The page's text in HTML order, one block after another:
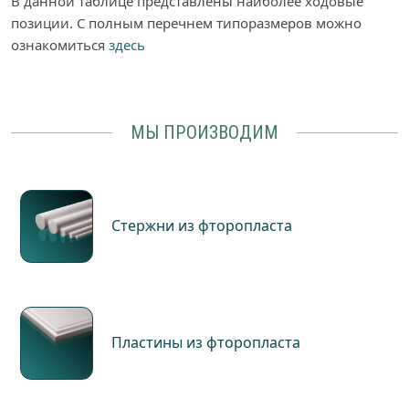
позиции. С полным перечнем типоразмеров можно
ознакомиться здесь
МЫ ПРОИЗВОДИМ
Стержни из фторопласта
Пластины из фторопласта